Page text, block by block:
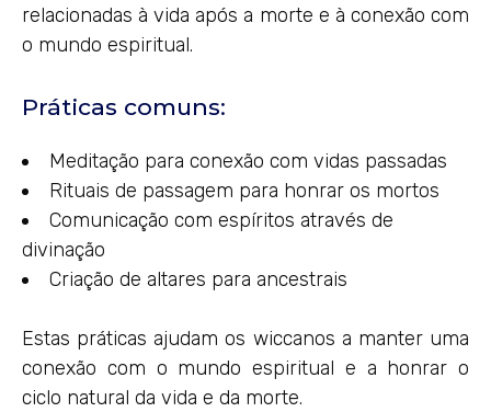
relacionadas à vida após a morte e à conexão com
o mundo espiritual.
Práticas comuns:
Meditação para conexão com vidas passadas
Rituais de passagem para honrar os mortos
Comunicação com espíritos através de
divinação
Criação de altares para ancestrais
Estas práticas ajudam os wiccanos a manter uma
conexão com o mundo espiritual e a honrar o
ciclo natural da vida e da morte.